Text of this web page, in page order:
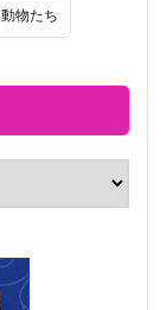
動物たち